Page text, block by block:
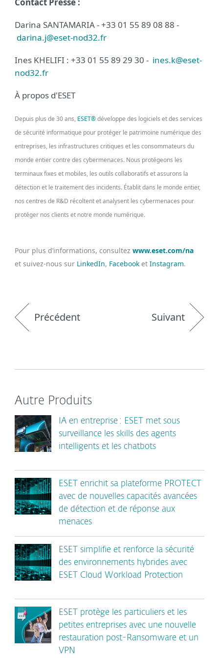
Contact Presse :
Darina SANTAMARIA - +33 01 55 89 08 88 -
darina.j@eset-nod32.fr
Ines KHELIFI : +33 01 55 89 29 30 - ines.k@eset-
nod32.fr
À propos d'ESET
Depuis plus de 30 ans, ESET®développe des logiciels et des services
de sécurité informatique pour protéger le patrimoine numérique des
entreprises, les infrastructures critiques et les consommateurs du
monde entier contre des cybermenaces. Nous protégeons les
terminaux fixes et mobiles, les outils collaboratifs et assurons la
détection et le traitement des incidents. Établit dans le monde entier,
nos centres de R&D récoltent et analysent les cybermenaces pour
protéger nos clients et notre monde numérique.
Pour plus d’informations, consultez www.eset.com/na
et suivez-nous sur LinkedIn, Facebook et Instagram.
Précédent Suivant
Autre Produits
IA en entreprise : ESET met sous
surveillance les skills des agents
intelligents et les chatbots
ESET enrichit sa plateforme PROTECT
avec de nouvelles capacités avancées
de détection et de réponse aux
menaces
ESET simplifie et renforce la sécurité
des environnements hybrides avec
ESET Cloud Workload Protection
ESET protège les particuliers et les
petites entreprises avec une nouvelle
restauration post-Ransomware et un
VPN